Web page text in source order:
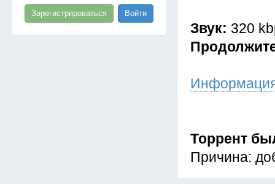
Зарегистрироваться Войти
Звук: 320
Торрент
Причина: